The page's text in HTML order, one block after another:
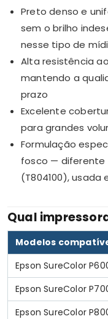
Preto denso e
sem o brilho
nesse tipo de
Alta resistência
mantendo a
prazo
Excelente
para grandes
Formulação
fosco — diferente
(T804100), usada
Qual
Modelos
Epson SureColor
Epson SureColor
Epson SureColor